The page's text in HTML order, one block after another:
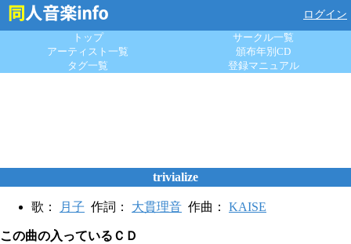
ログイン
トップ
サークル一覧
アーティスト一覧
頒布年別CD
タグ一覧
登録マニュアル
trivialize
歌： 月子 作詞： 大貫理音 作曲： KAISE
この曲の入っているＣＤ